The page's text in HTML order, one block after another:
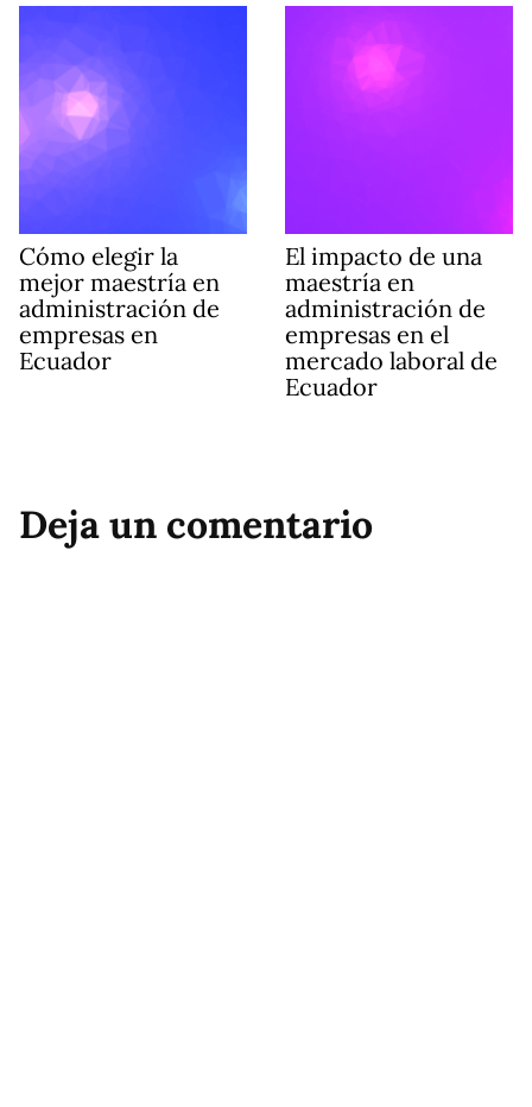
Cómo elegir la
mejor maestría en
administración de
empresas en
Ecuador
El impacto de una
maestría en
administración de
empresas en el
mercado laboral de
Ecuador
Deja un comentario